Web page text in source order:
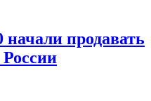
продавать